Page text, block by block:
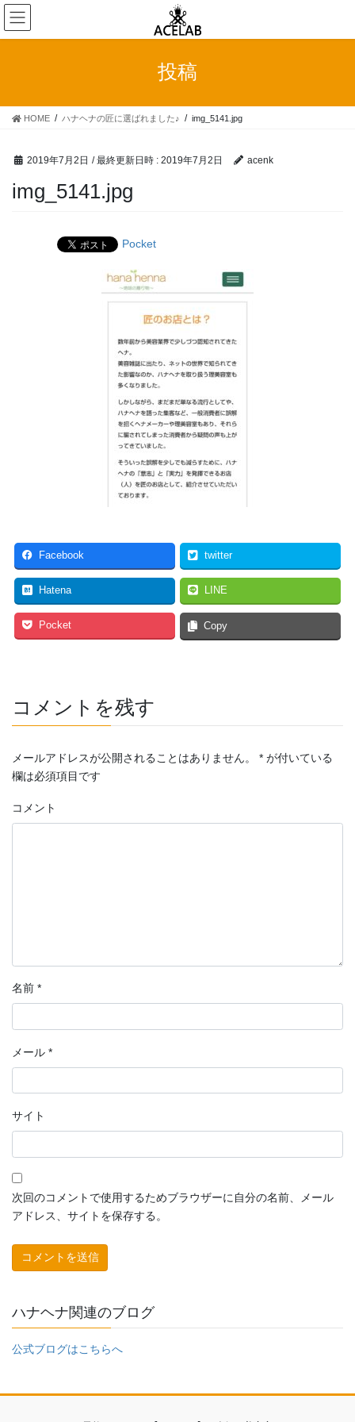
コ
ン
テ
ス
ナ
ビ
ゲ
ン
投稿
HOME ハナヘナの匠に選ばれました♪ img_5141.jpg
2019年7月2日 / 最終更新日時 : 2019年7月2日 acenk
img_5141.jpg
Pocket
Facebook twitter
Hatena LINE
Pocket Copy
コメントを残す
メールアドレスが公開されることはありません。 * が付いている
欄は必須項目です
コメント
名前 *
メール *
サイト
次回のコメントで使用するためブラウザーに自分の名前、メール
アドレス、サイトを保存する。
ハナヘナ関連のブログ
公式ブログはこちらへ